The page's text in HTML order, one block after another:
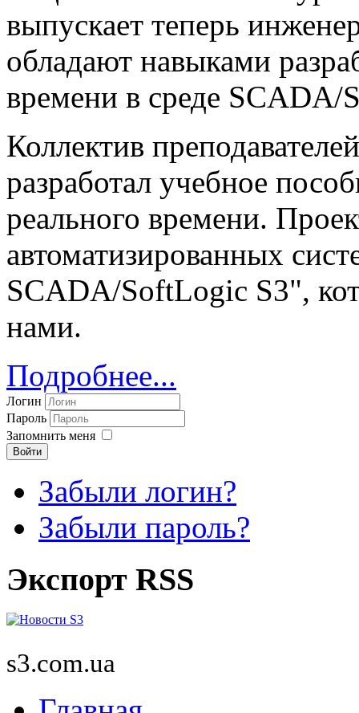
выпускает теперь
обладают навыками
времени в среде
Коллектив
разработал учебное
реального времени.
автоматизированных
SCADA/SoftLogic S3",
нами.
Подробнее...
Логин
Пароль
Запомнить меня
Войти
Забыли логин?
Забыли пароль?
Экспорт RSS
s3.com.ua